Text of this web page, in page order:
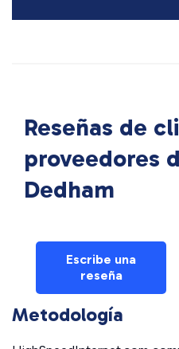
Reseñas de
proveedores
Dedham
Escribe una
reseña
Metodología